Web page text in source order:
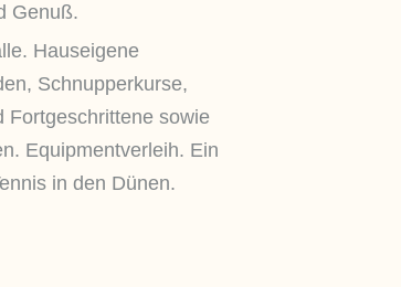
Genuß.
Hauseigene
Schnupperkurse,
Fortgeschrittene sowie
Equipmentverleih. Ein
in den Dünen.